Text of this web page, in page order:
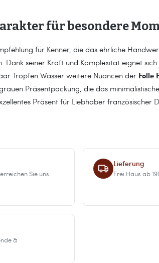
für besondere
für Kenner, die das ehrliche
Dank seiner Kraft und Komplexität eignet
Tropfen Wasser weitere Nuancen der Folle
Präsentpackung, die das
Präsent für Liebhaber französischer
Sie uns
Lieferung
Frei Haus ab
&